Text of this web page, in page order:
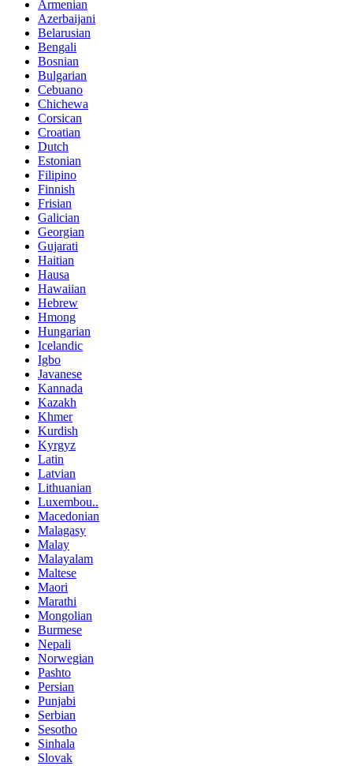
Armenian
Azerbaijani
Belarusian
Bengali
Bosnian
Bulgarian
Cebuano
Chichewa
Corsican
Croatian
Dutch
Estonian
Filipino
Finnish
Frisian
Galician
Georgian
Gujarati
Haitian
Hausa
Hawaiian
Hebrew
Hmong
Hungarian
Icelandic
Igbo
Javanese
Kannada
Kazakh
Khmer
Kurdish
Kyrgyz
Latin
Latvian
Lithuanian
Luxembou..
Macedonian
Malagasy
Malay
Malayalam
Maltese
Maori
Marathi
Mongolian
Burmese
Nepali
Norwegian
Pashto
Persian
Punjabi
Serbian
Sesotho
Sinhala
Slovak